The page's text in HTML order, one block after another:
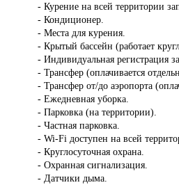
- Курение на всей территории
- Кондиционер.
- Места для курения.
- Крытый бассейн (работает
- Индивидуальная регистрация
- Трансфер (оплачивается
- Трансфер от/до аэропорта
- Ежедневная уборка.
- Парковка (на территории).
- Частная парковка.
- Wi-Fi доступен на всей
- Круглосуточная охрана.
- Охранная сигнализация.
- Датчики дыма.